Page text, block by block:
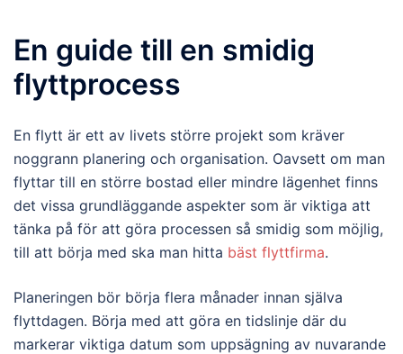
En guide till en smidig
flyttprocess
En flytt är ett av livets större projekt som kräver
noggrann planering och organisation. Oavsett om man
flyttar till en större bostad eller mindre lägenhet finns
det vissa grundläggande aspekter som är viktiga att
tänka på för att göra processen så smidig som möjlig,
till att börja med ska man hitta bäst flyttfirma.
Planeringen bör börja flera månader innan själva
flyttdagen. Börja med att göra en tidslinje där du
markerar viktiga datum som uppsägning av nuvarande